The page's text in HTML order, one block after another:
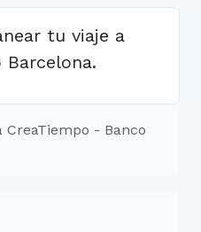
tu viaje a
Barcelona.
CreaTiempo - Banco